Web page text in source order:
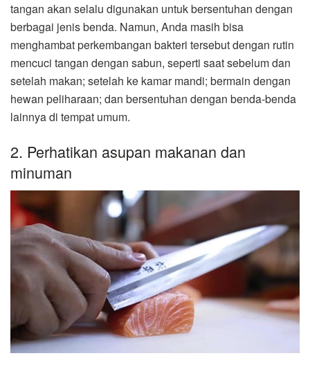
tangan akan selalu digunakan untuk bersentuhan dengan
berbagai jenis benda. Namun, Anda masih bisa
menghambat perkembangan bakteri tersebut dengan rutin
mencuci tangan dengan sabun, seperti saat sebelum dan
setelah makan; setelah ke kamar mandi; bermain dengan
hewan peliharaan; dan bersentuhan dengan benda-benda
lainnya di tempat umum.
2. Perhatikan asupan makanan dan
minuman